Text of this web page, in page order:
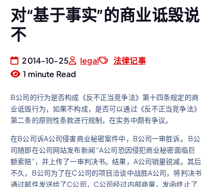
对“基于事实”的商业诋毁说
不
2014-10-25 legal
法律记事
1 minute Read
B公司的行为是否构成《反不正当竞争法》第十四条规定的商
业诋毁行为，如果不构成，是否可以通过《反不正当竞争法》
第二条的原则性条款进行规制，在实务中颇有争议。
在B公司诉A公司侵害商业秘密案件中，B公司一审胜诉。 B公
司随即在公司网站发布新闻 “A公司恐因侵犯商业秘密面临巨
额索赔”，并上传了一审判决书。结果，A公司销量锐减。其后
不久，B公司为了在C公司的项目洽谈中战胜A公司，将判决书
通过邮件发送给了C公司，C公司经过内部商量，发函终止了